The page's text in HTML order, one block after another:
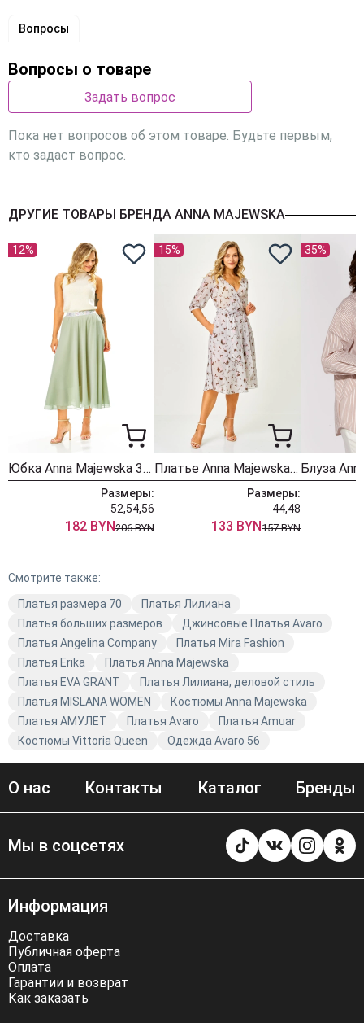
Вопросы
Вопросы о товаре
Задать вопрос
Пока нет вопросов об этом товаре. Будьте первым,
кто задаст вопрос.
ДРУГИЕ ТОВАРЫ БРЕНДА ANNA MAJEWSKA
12%
Юбка Anna Majewska 334 мята
Размеры:
52,54,56
182 BYN206 BYN
15%
Платье Anna Majewska 1565
Размеры:
44,48
133 BYN157 BYN
35%
Смотрите также:
Платья размера 70
Платья Лилиана
Платья больших размеров
Джинсовые Платья Avaro
Платья Angelina Company
Платья Mira Fashion
Платья Erika
Платья Anna Majewska
Платья EVA GRANT
Платья Лилиана, деловой стиль
Платья MISLANA WOMEN
Костюмы Anna Majewska
Платья АМУЛЕТ
Платья Avaro
Платья Amuar
Костюмы Vittoria Queen
Одежда Avaro 56
О нас Контакты Каталог Бренды
Мы в соцсетях
Информация
Доставка
Публичная оферта
Оплата
Гарантии и возврат
Как заказать